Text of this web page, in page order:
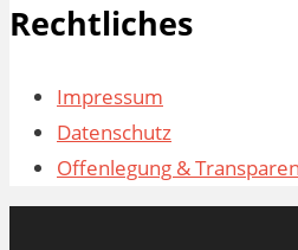
Rechtliches
Impressum
Datenschutz
Offenlegung &